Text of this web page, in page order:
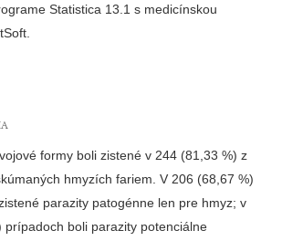
Statistica 13.1 s medicínskou
formy boli zistené v 244 (81,33 %) z
hmyzích fariem. V 206 (68,67 %)
parazity patogénne len pre hmyz; v
prípadoch boli parazity potenciálne